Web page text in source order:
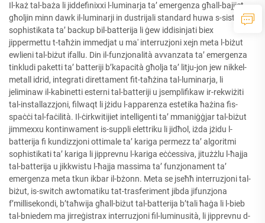
Il-każ tal-baża li jiddefinixxi l-luminarja ta’ emergenza għall-bajjiet
għoljin minn dawk il-luminarji in dustrijali standard huwa s-sistema
sophistikata ta’ backup bil-batterija li ġew iddisinjati biex
jippermettu t-taħżin immedjat u ma' interruzjoni xejn meta l-biżut
ewlieni tal-biżut ifallu. Din il-funzjonalità avvanzata ta’ emergenza
tinkludi paketti ta’ batteriji b’kapacità għolja ta’ litju-jon jew nikkel-
metall idrid, integrati direttament fit-taħżina tal-luminarja, li
jeliminaw il-kabinetti esterni tal-batteriji u jsemplifikaw ir-rekwiżiti
tal-installazzjoni, filwaqt li jżidu l-apparenza estetika ħażina fis-
spaċċi tal-faċilità. Il-ċirkwitijiet intelligenti ta’ mmaniġġjar tal-biżut
jimmexxu kontinwament is-suppli elettriku li jidħol, iżda jżidu l-
batterija fi kundizzjoni ottimale ta’ kariga permezz ta’ algoritmi
sophistikati ta’ kariga li jipprevnu l-kariga eċċessiva, jitużżlu l-ħajja
tal-batterija u jikkwistu l-ħajja massima ta’ funzjonament ta’
emergenza meta tkun ikbar il-bżonn. Meta se jseħħ interruzjoni tal-
biżut, is-switch awtomatiku tat-trasferiment jibda jifunzjona
f’millisekondi, b’taħwija għall-biżut tal-batterija b’tali ħaġa li l-bieb
tal-bniedem ma jirreġistrax interruzjoni fil-luminusità, li jipprevnu d-